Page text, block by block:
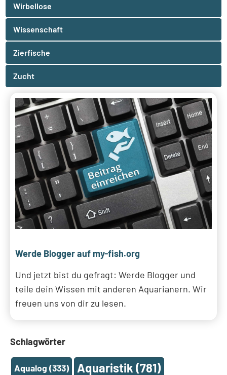
Wirbellose
Wissenschaft
Zierfische
Zucht
Werde Blogger auf my-fish.org
Und jetzt bist du gefragt: Werde Blogger und
teile dein Wissen mit anderen Aquarianern. Wir
freuen uns von dir zu lesen.
Schlagwörter
Aqualog (333) Aquaristik (781)